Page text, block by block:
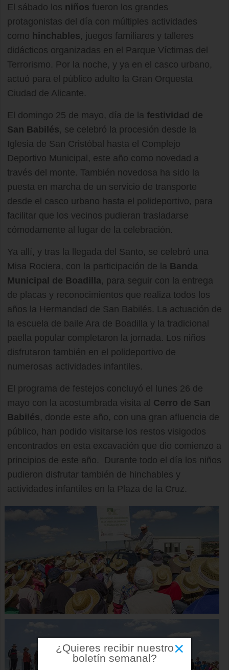
El sábado los niños fueron los grandes
protagonistas del día con múltiples actividades
como hinchables, juegos familiares y talleres
didácticos organizadas en el Parque Víctimas del
Terrorismo. Por la noche, y ya en el casco urbano,
actuó para el público adulto la Gran Orquesta
Ciudad de Alicante.
El domingo 25 de mayo, día de la festividad de
San Babilés, se celebró la procesión desde la
Iglesia de San Cristóbal hasta el Complejo
Deportivo Municipal, este año como novedad a
través del monte. También novedosa ha sido la
puesta en marcha de un servicio de transporte
desde el casco urbano hasta el polideportivo, para
facilitar que los vecinos pudieran trasladarse
cómodamente al lugar de la celebración.
Ya allí, y tras la llegada del Santo, se celebró una
Misa Rociera, con la participación de la Banda
Municipal de Boadilla, para seguir con la entrega
de placas y reconocimientos que realiza todos los
años la Hermandad de San Babilés. La actuación de
la escuela de baile Ara de Boadilla y la tradicional
paella popular completaron la jornada. Los niños
disfrutaron también en el polideportivo de
numerosas actividades infantiles.
El programa de festejos concluyó el lunes 26 de
mayo con la acostumbrada visita al Cerro de San
Babilés, donde este año, con una gran afluencia de
público, han podido visitarse los restos visigodos
encontrados en esta excavación que dio comienzo a
principios de este año. Durante todo el día los niños
pudieron disfrutar también de hinchables y
actividades infantiles en la Plaza de la Cruz.
×
¿Quieres recibir nuestro
boletín semanal?